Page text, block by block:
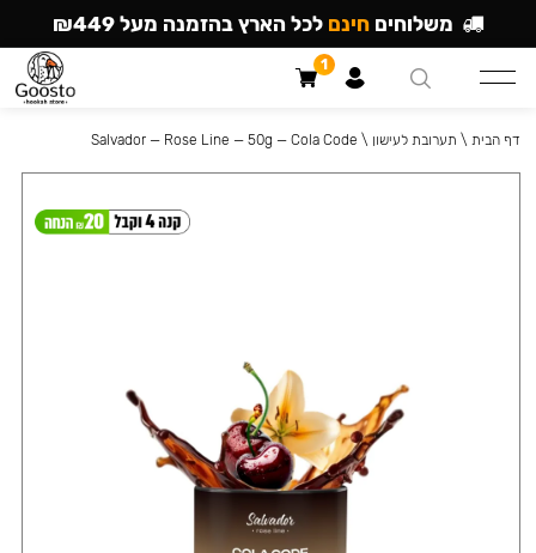
דף הבית \ תערובת לעישון \
Salvador — Rose Line — 50g — Cola Code
משלוחים חינם לכל הארץ בהזמנה מעל ₪449
1